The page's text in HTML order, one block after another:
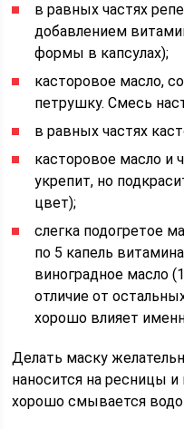
в равных частях
добавлением
формы в капсулах);
касторовое масло,
петрушку. Смесь
в равных частях
касторовое масло и
укрепит, но
цвет);
слегка подогретое
по 5 капель
виноградное масло
отличие от
хорошо влияет
Делать маску
наносится на ресницы и
хорошо смывается